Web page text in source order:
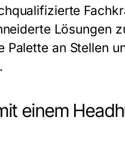
Lösungen
an Stellen
einem